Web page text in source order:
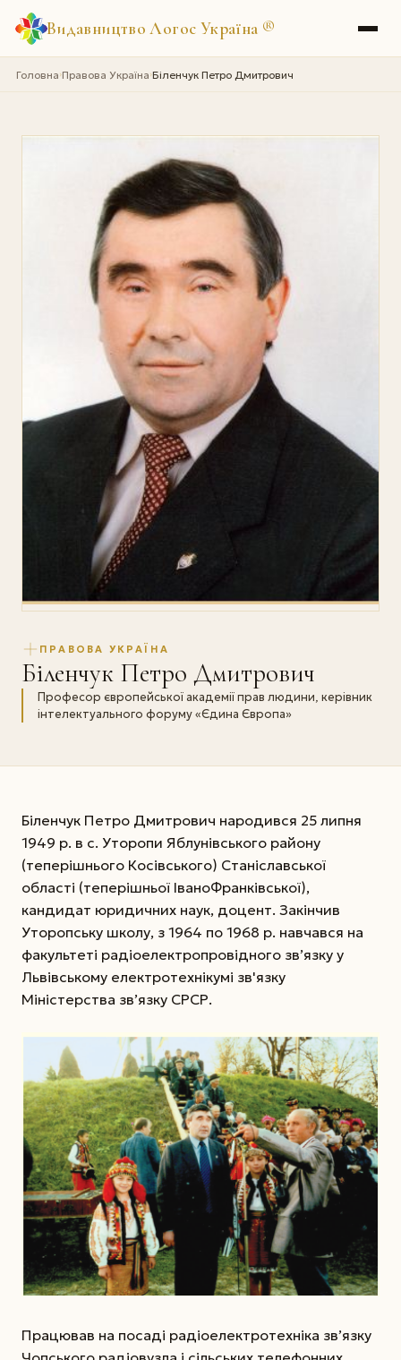
Видавництво Логос Україна ®
Головна›Правова Україна›Біленчук Петро Дмитрович
ПРАВОВА УКРАЇНА
Біленчук Петро Дмитрович
Професор європейської академії прав людини, керівник
інтелектуального форуму «Єдина Європа»
Біленчук Петро Дмитрович народився 25 липня
1949 р. в с. Уторопи Яблунівського району
(теперішнього Косівського) Станіславської
області (теперішньої Івано­Франківської),
кандидат юридичних наук, доцент. Закінчив
Уторопську школу, з 1964 по 1968 р. навчався на
факультеті радіоелектропровідного зв’язку у
Львівському електротехнікумі зв'язку
Міністерства зв’язку СРСР.
Працював на посаді радіоелектротехніка зв’язку